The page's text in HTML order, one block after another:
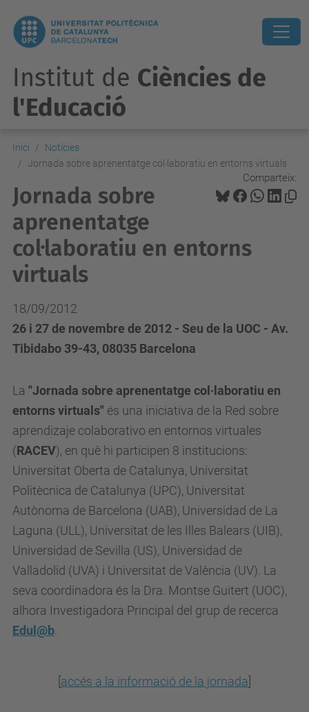
Institut de Ciències de
l'Educació
Inici
Notícies
Jornada sobre aprenentatge col·laboratiu en entorns virtuals
Comparteix:
Jornada sobre
aprenentatge
col·laboratiu en entorns
virtuals
18/09/2012
26 i 27 de novembre de 2012 - Seu de la UOC - Av.
Tibidabo 39-43, 08035 Barcelona
La "Jornada sobre aprenentatge col·laboratiu en
entorns virtuals" és una iniciativa de la Red sobre
aprendizaje colaborativo en entornos virtuales
(RACEV), en què hi participen 8 institucions:
Universitat Oberta de Catalunya, Universitat
Politècnica de Catalunya (UPC), Universitat
Autònoma de Barcelona (UAB), Universidad de La
Laguna (ULL), Universitat de les Illes Balears (UIB),
Universidad de Sevilla (US), Universidad de
Valladolid (UVA) i Universitat de València (UV). La
seva coordinadora és la Dra. Montse Guitert (UOC),
alhora Investigadora Principal del grup de recerca
Edul@b
accés a la informació de la jornada